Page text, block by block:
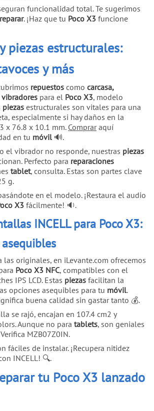
funcionalidad total. Te sugerimos
reparar. ¡Haz que tu Poco X3 funcione
piezas estructurales:
y más
repuestos como carcasa,
para el Poco X3, modelo
piezas estructurales son vitales para una
especialmente si hay daños en la
x 76.8 x 10.1 mm. Compraraquí
en tu móvil 🔊.
el vibrador no responde, nuestras piezas
Perfecto para reparaciones
tablet, consulta. Estas son partes clave
g.
en el modelo. ¡Restaura el audio
X3 fácilmente! 🔉.
INCELL para Poco X3:
las originales, en iLevante.com ofrecemos
Poco X3 NFC, compatibles con el
IPS LCD. Estas piezas facilitan la
opciones asequibles para tu móvil.
buena calidad sin gastar tanto 💰.
se rajó, encajan en 107.4 cm2 y
Aunque no para tablets, son geniales
MZB07Z0IN.
fáciles de instalar. ¡Recupera nitidez
INCELL! 🔍.
tu Poco X3 lanzado